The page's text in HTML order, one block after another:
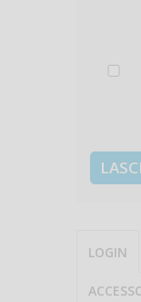
LOGIN